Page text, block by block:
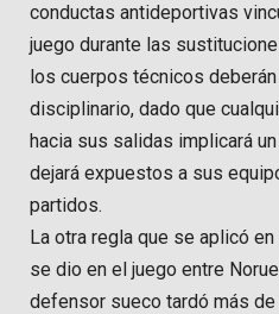
conductas antideportivas
juego durante las
los cuerpos técnicos
disciplinario, dado que
hacia sus salidas implicará
dejará expuestos a sus
partidos.
La otra regla que se aplicó
se dio en el juego entre
defensor sueco tardó más